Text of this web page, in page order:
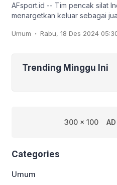
AFsport.id -- Tim pencak silat
menargetkan keluar sebagai
Silat ke-20 dan Kejuaraan Dunia
Umum . Rabu, 18 Des 2024
Trending Minggu Ini
300 x 100
Categories
Umum